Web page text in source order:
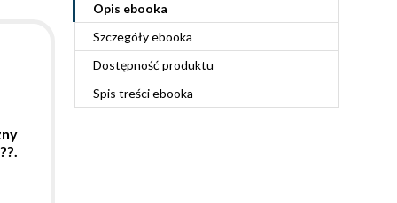
Opis ebooka
Szczegółyebooka
Dostępność produktu
Spis treściebooka